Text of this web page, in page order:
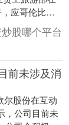
应哥伦比亚
请，....
股哪个平台
前未涉及消
尔股份在互动
，公司目前未